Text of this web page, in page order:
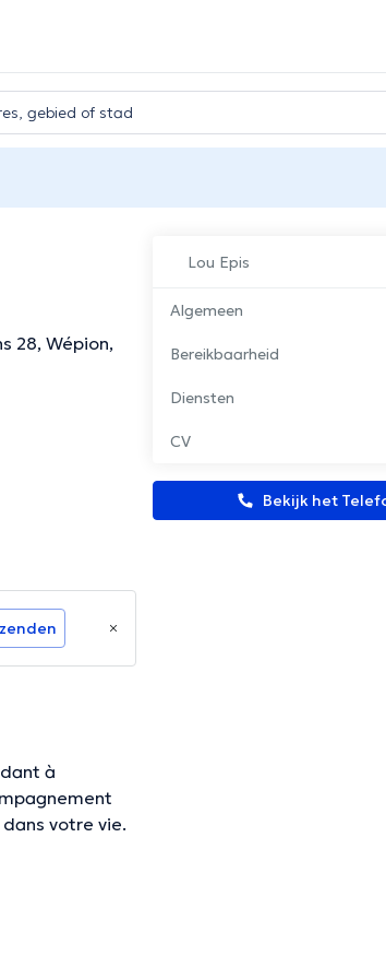
Lou Epis
Algemeen
Bereikbaarheid
Diensten
CV
Bekijk het
28, Wépion,
à
votre vie.